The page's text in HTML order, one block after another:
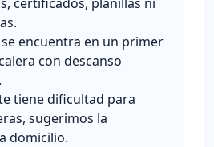
encuentra en un primer
con descanso
tiene dificultad para
sugerimos la
domicilio.